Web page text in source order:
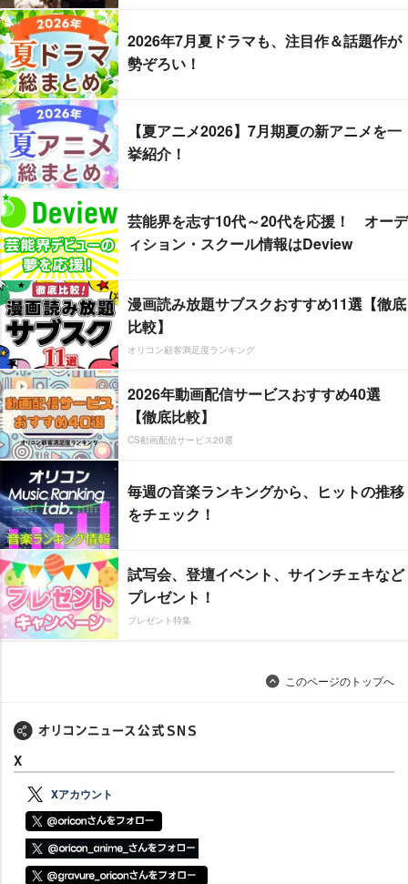
2026年7月夏ドラマも、注目作＆話題作が
勢ぞろい！
【夏アニメ2026】7月期夏の新アニメを一
挙紹介！
芸能界を志す10代～20代を応援！ オーデ
ィション・スクール情報はDeview
漫画読み放題サブスクおすすめ11選【徹底
比較】
オリコン顧客満足度ランキング
2026年動画配信サービスおすすめ40選
【徹底比較】
CS動画配信サービス20選
毎週の音楽ランキングから、ヒットの推移
をチェック！
試写会、登壇イベント、サインチェキなど
プレゼント！
プレゼント特集
このページのトップへ
X
Xアカウント